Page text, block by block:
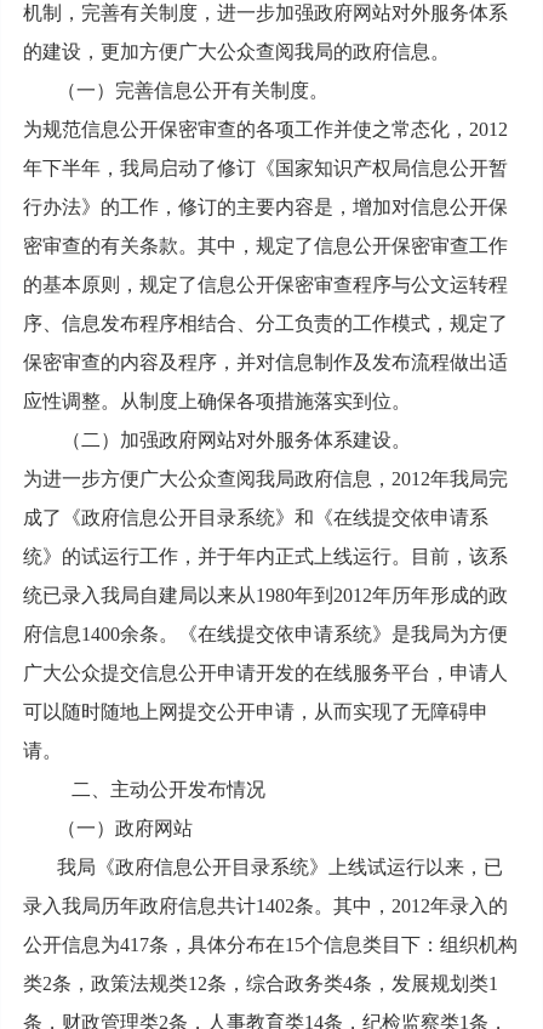
机制，完善有关制度，进一步加强政府网站对外服务体系
的建设，更加方便广大公众查阅我局的政府信息。
（一）完善信息公开有关制度。
为规范信息公开保密审查的各项工作并使之常态化，2012
年下半年，我局启动了修订《国家知识产权局信息公开暂
行办法》的工作，修订的主要内容是，增加对信息公开保
密审查的有关条款。其中，规定了信息公开保密审查工作
的基本原则，规定了信息公开保密审查程序与公文运转程
序、信息发布程序相结合、分工负责的工作模式，规定了
保密审查的内容及程序，并对信息制作及发布流程做出适
应性调整。从制度上确保各项措施落实到位。
（二）加强政府网站对外服务体系建设。
为进一步方便广大公众查阅我局政府信息，2012年我局完
成了《政府信息公开目录系统》和《在线提交依申请系
统》的试运行工作，并于年内正式上线运行。目前，该系
统已录入我局自建局以来从1980年到2012年历年形成的政
府信息1400余条。《在线提交依申请系统》是我局为方便
广大公众提交信息公开申请开发的在线服务平台，申请人
可以随时随地上网提交公开申请，从而实现了无障碍申
请。
二、主动公开发布情况
（一）政府网站
我局《政府信息公开目录系统》上线试运行以来，已
录入我局历年政府信息共计1402条。其中，2012年录入的
公开信息为417条，具体分布在15个信息类目下：组织机构
类2条，政策法规类12条，综合政务类4条，发展规划类1
条，财政管理类2条，人事教育类14条，纪检监察类1条，